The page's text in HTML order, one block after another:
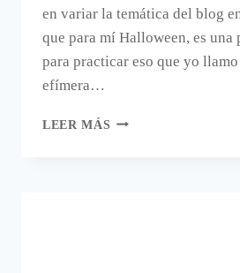
en variar la temática del blog
que para mí Halloween, es una
para practicar eso que yo
efímera…
LEER MÁS DECORAR